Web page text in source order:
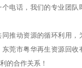
电话，我们的专业团队
推动资源的循环利用，
莞市粤华再生资源回收
的合作关系！